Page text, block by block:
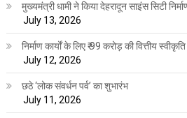
मुख्यमंत्री धामी ने किया देहरादून साइंस सिटी
July 13, 2026
निर्माण कार्यों के लिए ₹ 99 करोड़ की वित्तीय स्वीकृति
July 12, 2026
छठे ‘लोक संवर्धन पर्व’ का शुभारंभ
July 11, 2026